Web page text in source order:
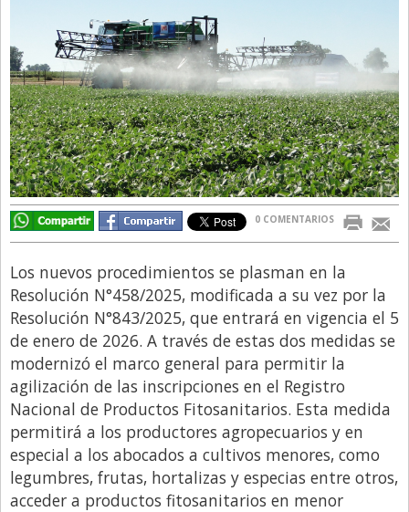
Entrevista Exclusiva
Finanzas
Gastronomia
Internacionales
La Opinión del Director
Legales
Libro de Quejas
Medios
Millonarios
Minuto Lanzamiento
Negocios
Opinion
País
Política
Publicidad y Marketing
0 COMENTARIOS
Los nuevos procedimientos se plasman en la
Resolución N°458/2025, modificada a su vez por la
Resolución N°843/2025, que entrará en vigencia el 5
de enero de 2026. A través de estas dos medidas se
modernizó el marco general para permitir la
agilización de las inscripciones en el Registro
Nacional de Productos Fitosanitarios. Esta medida
permitirá a los productores agropecuarios y en
especial a los abocados a cultivos menores, como
legumbres, frutas, hortalizas y especias entre otros,
acceder a productos fitosanitarios en menor